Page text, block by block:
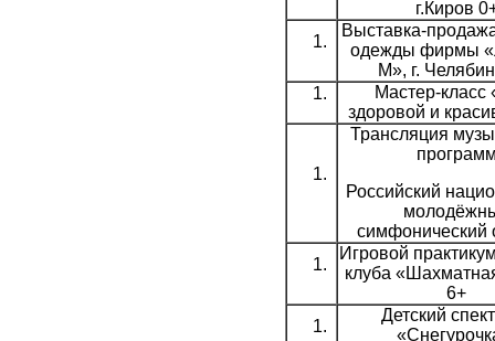
г.Киров
Выставка-
одежды фирмы
М», г.
Мастер-класс
здоровой и
Трансляция
Российский
симфонический
Игровой
клуба
6+
Детский